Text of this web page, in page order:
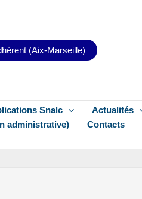
(Aix-Marseille)
Snalc Actualités
administrative) Contacts